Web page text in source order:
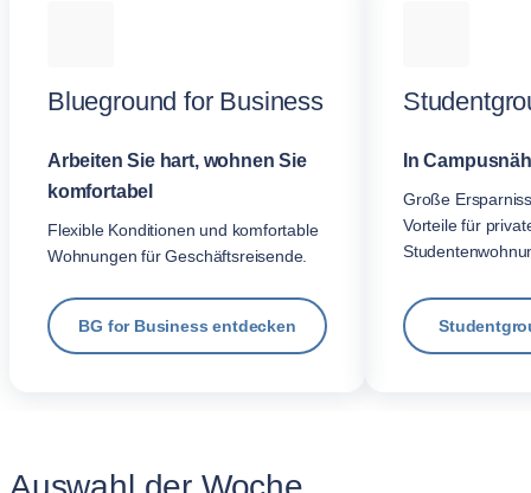
Blueground for Business
Arbeiten Sie hart, wohnen Sie
komfortabel
Flexible Konditionen und komfortable
Wohnungen für Geschäftsreisende.
BG for Business entdecken
In
Große
Vorteile für